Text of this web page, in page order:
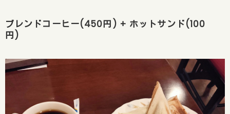
ブレンドコーヒー(450円) + ホットサンド(100
円)